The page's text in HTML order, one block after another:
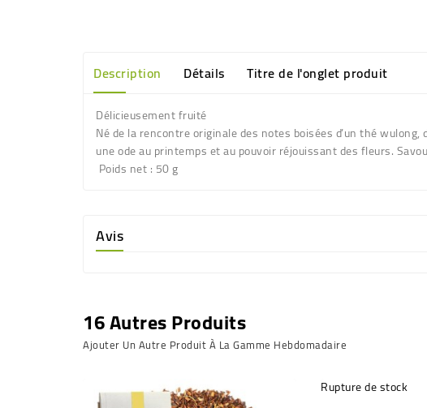
Description Détails Titre de l'onglet produit
Délicieusement fruité
Né de la rencontre originale des notes boisées d’un thé
une ode au printemps et au pouvoir réjouissant des fleurs.
Poids net : 50 g
Avis
16 Autres Produits
Ajouter Un Autre Produit À La Gamme Hebdomadaire
Rupture de stock